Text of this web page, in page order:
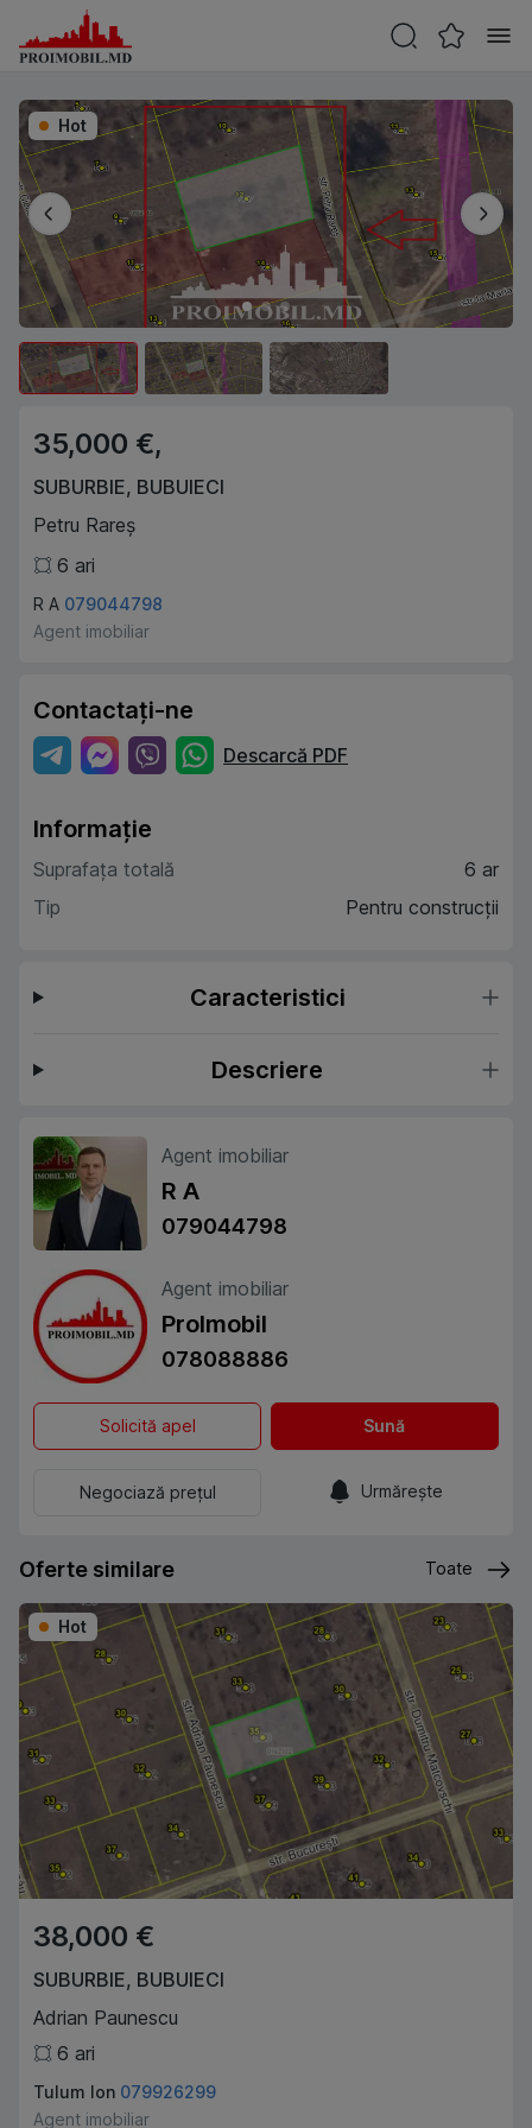
Hot
35,000 €,
SUBURBIE, BUBUIECI
Petru Rareș
6 ari
R A 079044798
Agent imobiliar
Contactați-ne
Descarcă PDF
Informație
Suprafața totală
6 ar
Tip
Pentru construcții
Caracteristici
Descriere
Agent imobiliar
R A
079044798
Agent imobiliar
ProImobil
078088886
Solicită apel Sună
Negociază prețul Urmărește
Oferte similare Toate
Hot
38,000 €
SUBURBIE, BUBUIECI
Adrian Paunescu
6 ari
Tulum Ion 079926299
Agent imobiliar